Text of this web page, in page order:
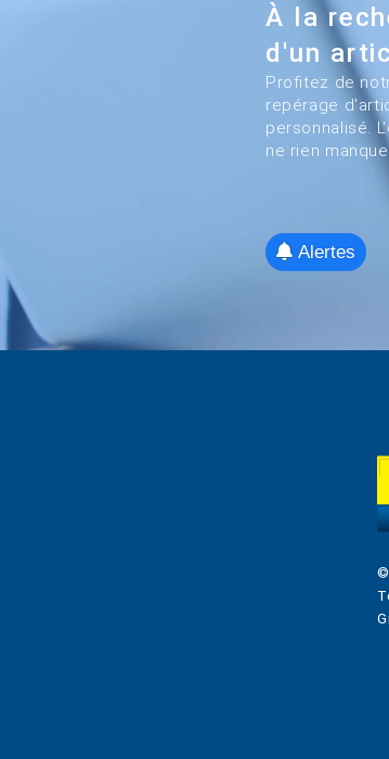
À la
d'un
Profitez de
repérage
personnalisé.
ne rien
Alertes